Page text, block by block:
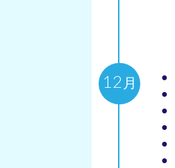
12 月